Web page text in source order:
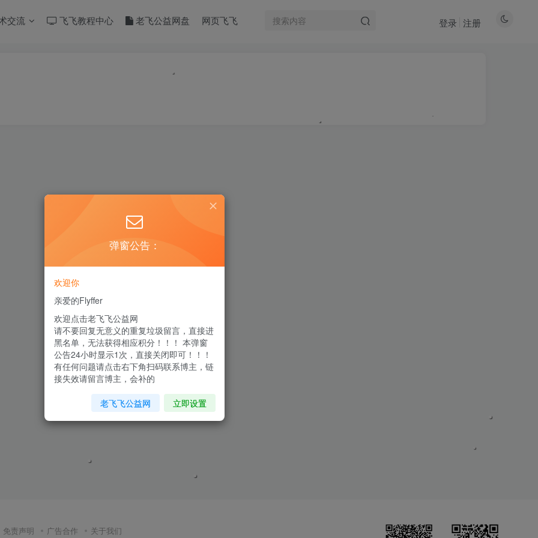
交流 飞飞教程中心 老飞公益网盘 网页飞飞 登录 注册
免责声明 广告合作 关于我们
弹窗公告：
欢迎你
亲爱的Flyffer
欢迎点击老飞飞公益网
请不要回复无意义的重复垃圾留言，直接进
黑名单，无法获得相应积分！！！ 本弹窗
公告24小时显示1次，直接关闭即可！！！
有任何问题请点击右下角扫码联系博主，链
接失效请留言博主，会补的
老飞飞公益网 立即设置